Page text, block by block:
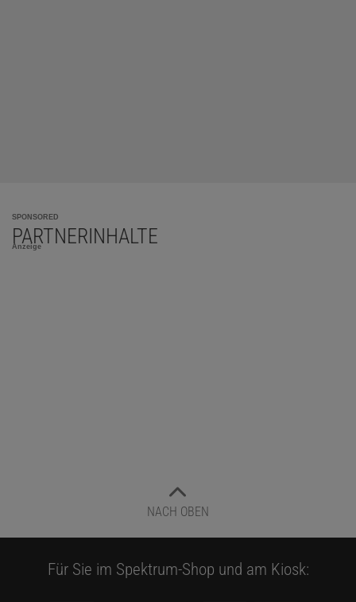
SPONSORED
PARTNERINHALTE
Anzeige
NACH OBEN
Für Sie im Spektrum-Shop und am Kiosk: